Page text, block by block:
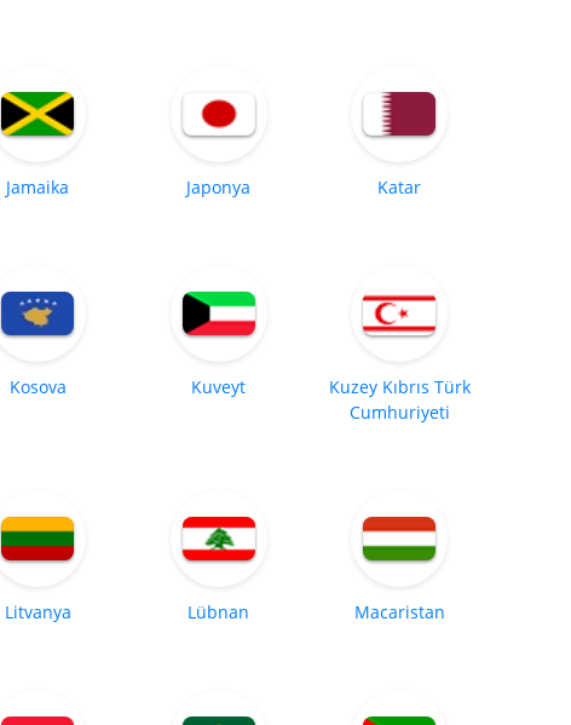
Jamaika Japonya Katar
Kosova Kuveyt
Kuzey Kıbrıs Türk
Cumhuriyeti
Litvanya Lübnan Macaristan